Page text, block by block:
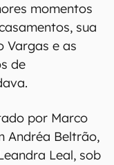
momentos
sua
Vargas e as
de
por Marco
Andréa Beltrão,
Leal, sob